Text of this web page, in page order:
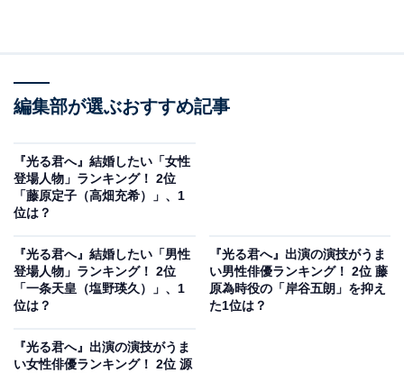
2位は「夕顔」でした。「夕顔」は『源氏物語』第4帖の
この帖では、光源氏との間に交わされた和歌が描かれて
彼女の繊細な感性と控えめな性格が光源氏の心を捉えま
した。
編集部が選ぶおすすめ記事
『光る君へ』結婚したい「女性
登場人物」ランキング！ 2位
「藤原定子（高畑充希）」、1
位は？
『光る君へ』結婚したい「男性
登場人物」ランキング！ 2位
「一条天皇（塩野瑛久）」、1
位は？
『光る君へ』出演の演技がうま
い男性俳優ランキング！ 2位 藤
原為時役の「岸谷五朗」を抑え
た1位は？
『光る君へ』出演の演技がうま
い女性俳優ランキング！ 2位 源